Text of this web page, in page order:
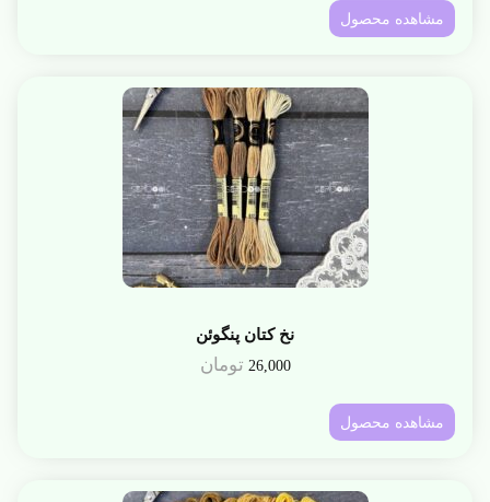
مشاهده محصول
نخ کتان پنگوئن
26,000 تومان
مشاهده محصول